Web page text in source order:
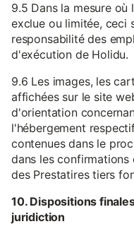
9.5 Dans la mesure
exclue ou limitée, ceci
responsabilité des
d'exécution de Holidu.
9.6 Les images, les
affichées sur le site
d'orientation
l'hébergement
contenues dans le
dans les
des Prestatires tiers
10. Dispositions
juridiction